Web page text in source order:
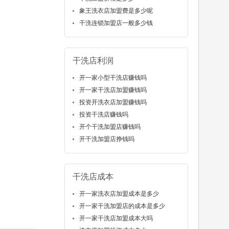
象王洗衣店加盟费是多少呢
干洗连锁加盟店一般多少钱
干洗店利润
开一家小型干洗店赚钱吗
开一家干洗店加盟赚钱吗
投资开洗衣店加盟赚钱吗
投资干洗店赚钱吗
开个干洗加盟店赚钱吗
开干洗加盟店挣钱吗
干洗店成本
开一家洗衣店加盟成本是多少
开一家干洗加盟店的成本是多少
开一家干洗店加盟成本大吗